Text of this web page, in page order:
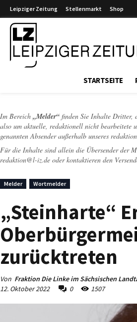
Leipziger Zeitung Stellenmarkt Shop
STARTSEITE
Im Bereich „Melder“ finden Sie Inhalte Dritter,
also um aktuelle, redaktionell nicht bearbeitete
genannten Absender außerhalb unseres
Für die Inhalte sind allein die Übersender der
redaktion@l-iz.de oder kontaktieren den
Melder Wortmelder
„Steinharte“
zurücktreten
Von Fraktion Die Linke im Sächsischen
12. Oktober 2022
0 1507